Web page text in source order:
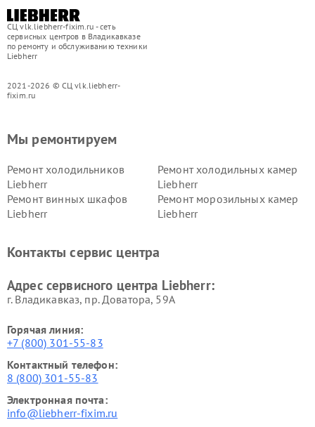
СЦ vlk.liebherr-fixim.ru - сеть
сервисных центров в Владикавказе
по ремонту и обслуживанию техники
Liebherr
2021-2026 © СЦ vlk.liebherr-
fixim.ru
Мы ремонтируем
Ремонт холодильников
Liebherr
Ремонт холодильных камер
Liebherr
Ремонт винных шкафов
Liebherr
Ремонт морозильных камер
Liebherr
Контакты сервис центра
Адрес сервисного центра Liebherr:
г. Владикавказ, пр. Доватора, 59А
Горячая линия:
+7 (800) 301-55-83
Контактный телефон:
8 (800) 301-55-83
Электронная почта:
info@liebherr-fixim.ru